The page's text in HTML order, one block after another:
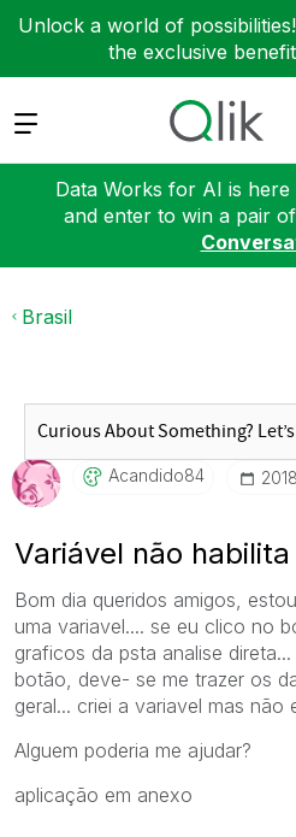
Unlock a world of possibilities!
the exclusive
Expand
Data Works for AI is
and enter to win a pair
Brasil
Acandido84
Variável não habilita
Bom dia queridos amigos,
uma variavel.... se eu clico no
graficos da psta analise
botão, deve- se me trazer os
geral... criei a variavel mas não
Alguem poderia me ajudar?
aplicação em anexo